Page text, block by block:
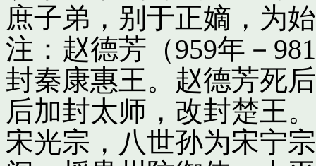
庶子弟，别于正嫡，为
注：赵德芳（959年－
封秦康惠王。赵德芳死
后加封太师，改封楚王
宋光宗，八世孙为宋宁